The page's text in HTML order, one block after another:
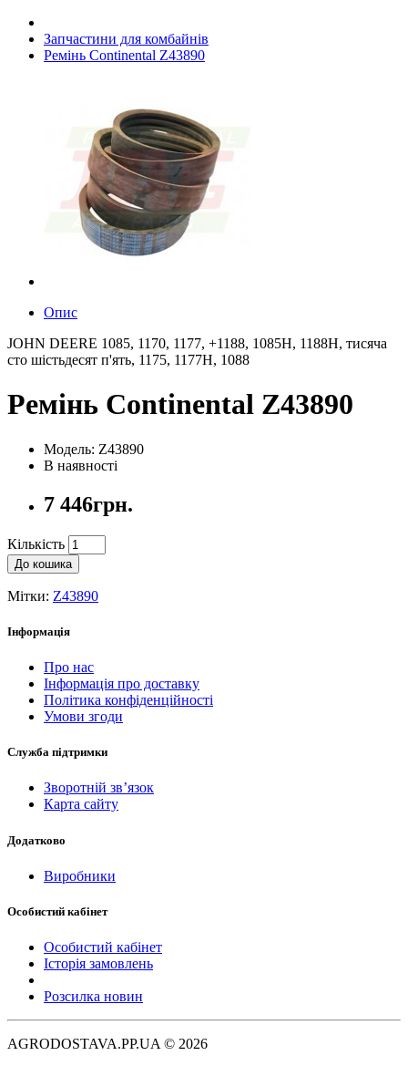
Запчастини для комбайнів
Ремінь Continental Z43890
Опис
JOHN DEERE 1085, 1170, 1177, +1188, 1085H, 1188H, тисяча
сто шістьдесят п'ять, 1175, 1177H, 1088
Ремінь Continental Z43890
Модель: Z43890
В наявності
7 446грн.
Кількість
До кошика
Мітки: Z43890
Інформація
Про нас
Інформація про доставку
Політика конфіденційності
Умови згоди
Служба підтримки
Зворотній зв’язок
Карта сайту
Додатково
Виробники
Особистий кабінет
Особистий кабінет
Історія замовлень
Розсилка новин
AGRODOSTAVA.PP.UA © 2026